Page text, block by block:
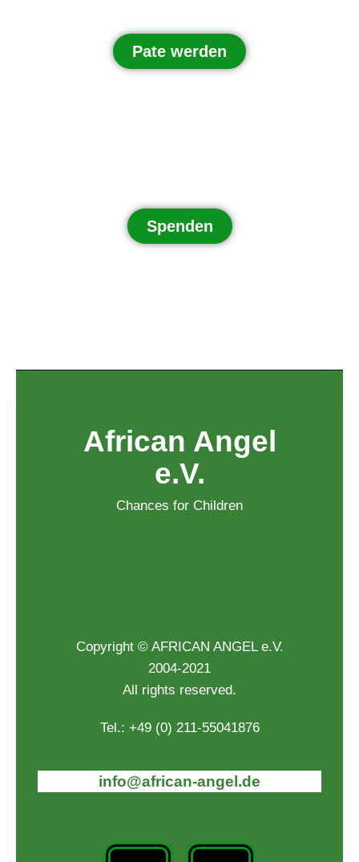
Pate werden
Spenden
African Angel
e.V.
Chances for Children
Copyright © AFRICAN ANGEL e.V.
2004-2021
All rights reserved.
Tel.: +49 (0) 211-55041876
info@african-angel.de
F
I